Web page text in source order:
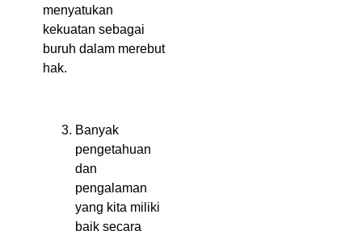
menyatukan
kekuatan sebagai
buruh dalam merebut
hak.
Banyak
pengetahuan
dan
pengalaman
yang kita miliki
baik secara